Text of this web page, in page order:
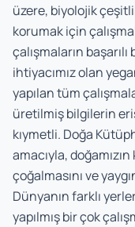
üzere, biyolojik
korumak için
çalışmaların
ihtiyacımız olan
yapılan tüm
üretilmiş bilgilerin
kıymetli. Doğa
amacıyla,
çoğalmasını ve
Dünyanın farklı
yapılmış bir çok